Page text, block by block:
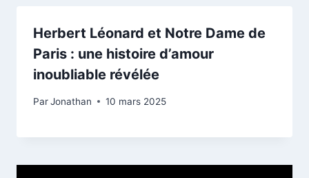
Herbert Léonard et Notre Dame de
Paris : une histoire d’amour
inoubliable révélée
ParJonathan 10 mars 2025